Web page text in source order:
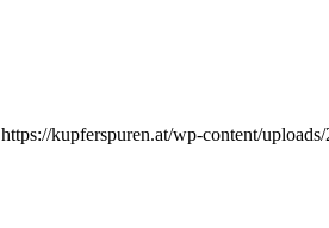
https://kupferspuren.at/wp-content/